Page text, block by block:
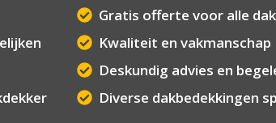
Gratis offerte voor alle
Kwaliteit en vakmanschap
Deskundig advies en
Diverse dakbedekkingen